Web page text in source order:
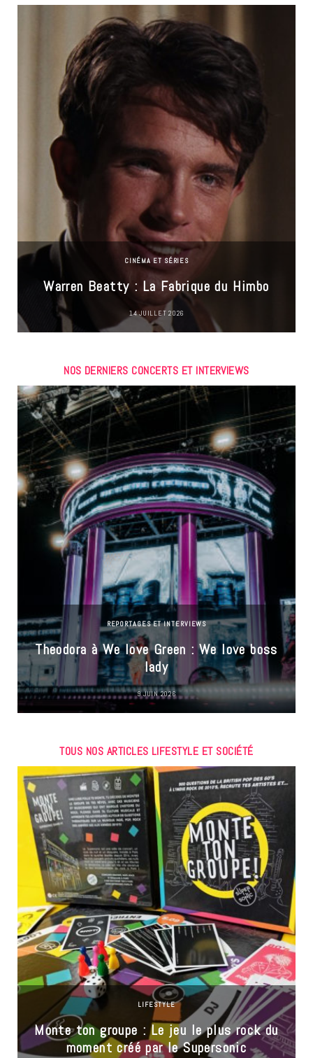
CINÉMA ET SÉRIES
Warren Beatty : La Fabrique du Himbo
14 JUILLET 2026
NOS DERNIERS CONCERTS ET INTERVIEWS
REPORTAGES ET INTERVIEWS
Theodora à We love Green : We love boss
lady
9 JUIN 2026
TOUS NOS ARTICLES LIFESTYLE ET SOCIÉTÉ
LIFESTYLE
Monte ton groupe : Le jeu le plus rock du
moment créé par le Supersonic